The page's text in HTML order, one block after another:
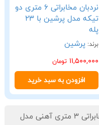
نردبان مخابراتی 6 متری دو
تیکه مدل پرشین با 23
پله
برند: پرشین
11,500,000 تومان
افزودن به سبد خرید
ارسال نظر / پرسش در مورد نردبان مخابراتی 3 متری آهنی مدل